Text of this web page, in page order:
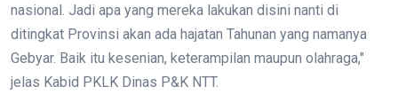
nasional. Jadi apa yang mereka lakukan disini nanti di
ditingkat Provinsi akan ada hajatan Tahunan yang namanya
Gebyar. Baik itu kesenian, keterampilan maupun olahraga,"
jelas Kabid PKLK Dinas P&K NTT.